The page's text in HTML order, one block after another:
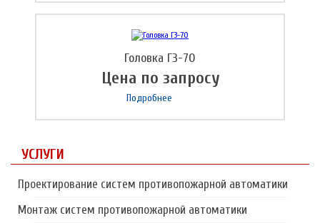
УСЛУГИ
Проектирование систем противопожарной автоматики
Монтаж систем противопожарной автоматики
Головка ГЗ-70
Цена по запросу
Подробнее